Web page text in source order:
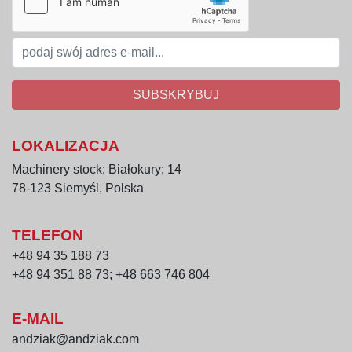
Solidna konstrukcja włoskiego producenta,
Łatwa obsługa i konserwacja,
Kompaktowe wymiary pozwalają na
wygodne ustawienie w linii produkcyjnej.
SUBSKRYBUJ
LOKALIZACJA
Machinery stock: Białokury; 14
78-123 Siemyśl, Polska
TELEFON
+48 94 35 188 73
+48 94 351 88 73; +48 663 746 804
E-MAIL
andziak@andziak.com